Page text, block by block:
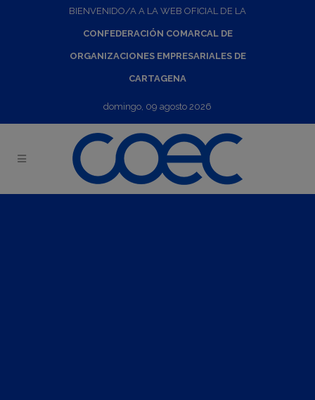
BIENVENIDO/A A LA WEB OFICIAL DE LA
CONFEDERACIÓN COMARCAL DE
ORGANIZACIONES EMPRESARIALES DE
CARTAGENA
domingo, 09 agosto 2026